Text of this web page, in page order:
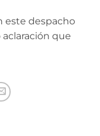
este despacho
que